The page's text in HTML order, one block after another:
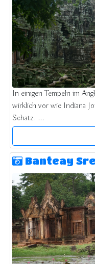
In einigen Tempeln im
wirklich vor wie Indiana
Schatz. ...
Banteay